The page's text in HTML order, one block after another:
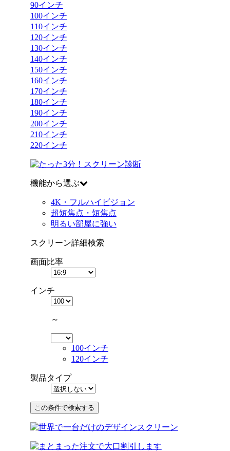
90インチ
100インチ
110インチ
120インチ
130インチ
140インチ
150インチ
160インチ
170インチ
180インチ
190インチ
200インチ
210インチ
220インチ
機能から選ぶ
4K・フルハイビジョン
超短焦点・短焦点
明るい部屋に強い
スクリーン詳細検索
画面比率
インチ
～
100インチ
120インチ
製品タイプ